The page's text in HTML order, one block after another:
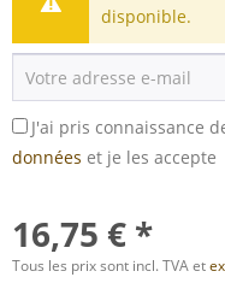
disponible.
J'ai pris connaissance
données et je les accepte
16,75 € *
Tous les prix sont incl. TVA et